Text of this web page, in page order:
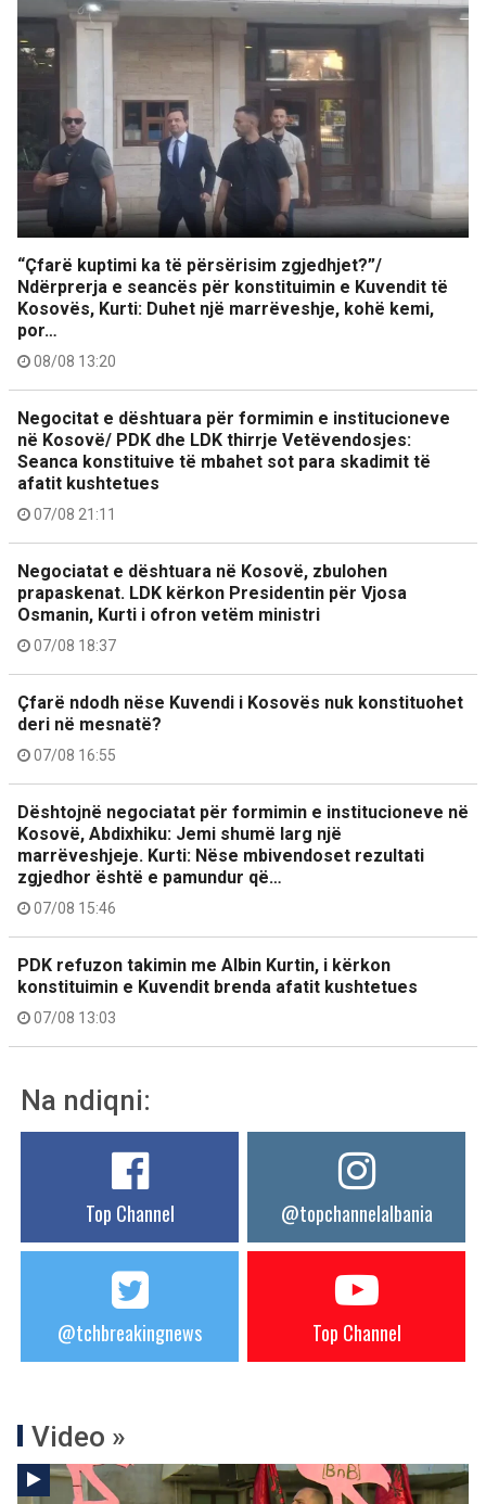
“Çfarë kuptimi ka të përsërisim zgjedhjet?”/
Ndërprerja e seancës për konstituimin e Kuvendit të
Kosovës, Kurti: Duhet një marrëveshje, kohë kemi,
por…
08/08 13:20
Negocitat e dështuara për formimin e institucioneve
në Kosovë/ PDK dhe LDK thirrje Vetëvendosjes:
Seanca konstituive të mbahet sot para skadimit të
afatit kushtetues
07/08 21:11
Negociatat e dështuara në Kosovë, zbulohen
prapaskenat. LDK kërkon Presidentin për Vjosa
Osmanin, Kurti i ofron vetëm ministri
07/08 18:37
Çfarë ndodh nëse Kuvendi i Kosovës nuk konstituohet
deri në mesnatë?
07/08 16:55
Dështojnë negociatat për formimin e institucioneve në
Kosovë, Abdixhiku: Jemi shumë larg një
marrëveshjeje. Kurti: Nëse mbivendoset rezultati
zgjedhor është e pamundur që…
07/08 15:46
PDK refuzon takimin me Albin Kurtin, i kërkon
konstituimin e Kuvendit brenda afatit kushtetues
07/08 13:03
Na ndiqni:
Top Channel @topchannelalbania
@tchbreakingnews Top Channel
Video »